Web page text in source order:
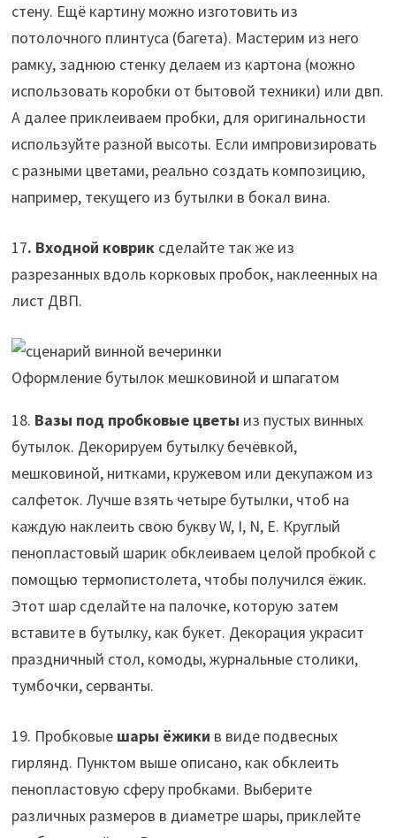
стену. Ещё картину можно изготовить из
потолочного плинтуса (багета). Мастерим из него
рамку, заднюю стенку делаем из картона (можно
использовать коробки от бытовой техники) или двп.
А далее приклеиваем пробки, для оригинальности
используйте разной высоты. Если импровизировать
с разными цветами, реально создать композицию,
например, текущего из бутылки в бокал вина.
17. Входной ковриксделайте так же из
разрезанных вдоль корковых пробок, наклеенных на
лист ДВП.
Оформление бутылок мешковиной и шпагатом
18. Вазы под пробковые цветы из пустых винных
бутылок. Декорируем бутылку бечёвкой,
мешковиной, нитками, кружевом или декупажом из
салфеток. Лучше взять четыре бутылки, чтоб на
каждую наклеить свою букву W, I, N, E. Круглый
пенопластовый шарик обклеиваем целой пробкой с
помощью термопистолета, чтобы получился ёжик.
Этот шар сделайте на палочке, которую затем
вставите в бутылку, как букет. Декорация украсит
праздничный стол, комоды, журнальные столики,
тумбочки, серванты.
19. Пробковые шары ёжики в виде подвесных
гирлянд. Пунктом выше описано, как обклеить
пенопластовую сферу пробками. Выберите
различных размеров в диаметре шары, приклейте